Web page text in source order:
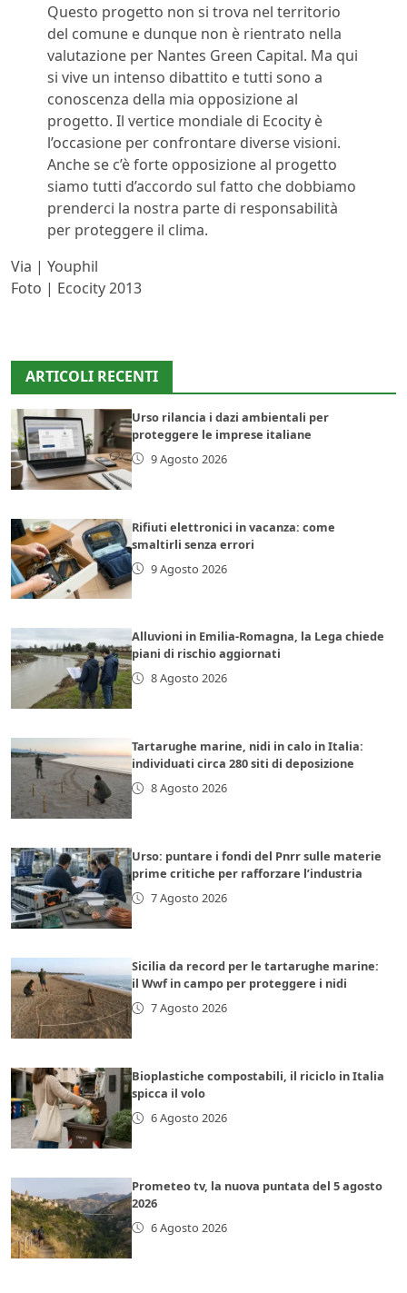
Questo progetto non si trova nel territorio
del comune e dunque non è rientrato nella
valutazione per Nantes Green Capital. Ma qui
si vive un intenso dibattito e tutti sono a
conoscenza della mia opposizione al
progetto. Il vertice mondiale di Ecocity è
l’occasione per confrontare diverse visioni.
Anche se c’è forte opposizione al progetto
siamo tutti d’accordo sul fatto che dobbiamo
prenderci la nostra parte di responsabilità
per proteggere il clima.
Via | Youphil
Foto | Ecocity 2013
ARTICOLI RECENTI
Urso rilancia i dazi ambientali per
proteggere le imprese italiane
9 Agosto 2026
Rifiuti elettronici in vacanza: come
smaltirli senza errori
9 Agosto 2026
Alluvioni in Emilia-Romagna, la Lega chiede
piani di rischio aggiornati
8 Agosto 2026
Tartarughe marine, nidi in calo in Italia:
individuati circa 280 siti di deposizione
8 Agosto 2026
Urso: puntare i fondi del Pnrr sulle materie
prime critiche per rafforzare l’industria
7 Agosto 2026
Sicilia da record per le tartarughe marine:
il Wwf in campo per proteggere i nidi
7 Agosto 2026
Bioplastiche compostabili, il riciclo in Italia
spicca il volo
6 Agosto 2026
Prometeo tv, la nuova puntata del 5 agosto
2026
6 Agosto 2026